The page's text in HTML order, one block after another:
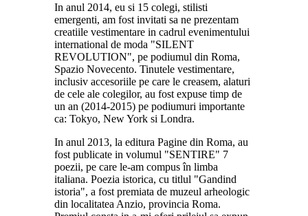
In anul 2014, eu si 15 colegi, stilisti
emergenti, am fost invitati sa ne prezentam
creatiile vestimentare in cadrul evenimentului
international de moda "SILENT
REVOLUTION", pe podiumul din Roma,
Spazio Novecento. Tinutele vestimentare,
inclusiv accesoriile pe care le creasem, alaturi
de cele ale colegilor, au fost expuse timp de
un an (2014-2015) pe podiumuri importante
ca: Tokyo, New York si Londra.
In anul 2013, la editura Pagine din Roma, au
fost publicate in volumul "SENTIRE" 7
poezii, pe care le-am compus în limba
italiana. Poezia istorica, cu titlul "Gandind
istoria", a fost premiata de muzeul arheologic
din localitatea Anzio, provincia Roma.